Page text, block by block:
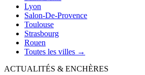
Lyon
Salon-De-Provence
Toulouse
Strasbourg
Rouen
Toutes les villes →
ACTUALITÉS & ENCHÈRES